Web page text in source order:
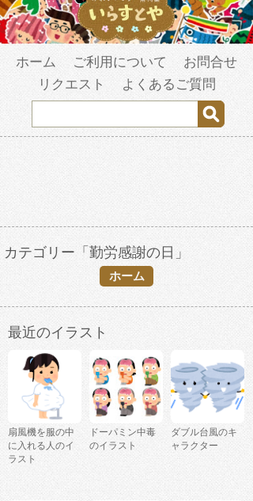
ホーム ご利用について
お問合せ
リクエスト
よくあるご質問
カテゴリー「勤労感謝の日」
ホーム
最近のイラスト
扇風機を服の中
に入れる人のイ
ラスト
ドーパミン中毒
のイラスト
ダブル台風のキ
ャラクター